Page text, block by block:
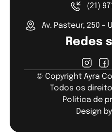
(21)
Av. Pasteur, 250 -
Redes
© Copyright Ayra
Todos os
Política de
Design by